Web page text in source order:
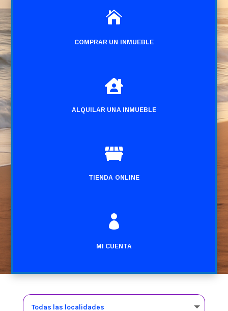

COMPRAR UN INMUEBLE

ALQUILAR UNA INMUEBLE

TIENDA ONLINE

MI CUENTA